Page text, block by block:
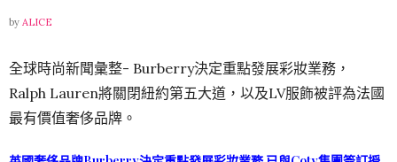
by ALICE
全球時尚新聞彙整- Burberry決定重點發展彩妝業務，
Ralph Lauren將關閉紐約第五大道，以及LV服飾被評為法國
最有價值奢侈品牌。